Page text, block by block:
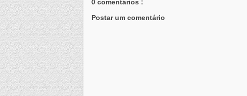
0 comentários :
Postar um comentário